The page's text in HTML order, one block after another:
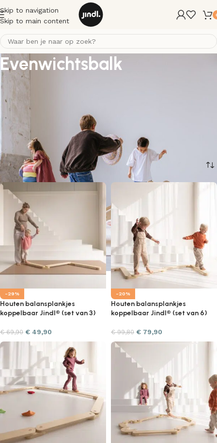
Skip to navigation
Skip to main content
Evenwichtsbalk
De koppelbare
leuke aanwinst om actief mee te spelen. Kinderen leren hun
evenwicht bewaren en trainen hun balans. Je vindt hier de
verschillende sets van de populaire koppelbare balansbalken van
Bekijk alle pakketten.
Home /Speelgoed /Evenwichtsbalk
-29%
Houten balansplankjes
koppelbaar Jindl® (set van 3)
€69,90 € 49,90
-20%
Houten balansplankjes
koppelbaar Jindl® (set van 6)
€99,80 € 79,90